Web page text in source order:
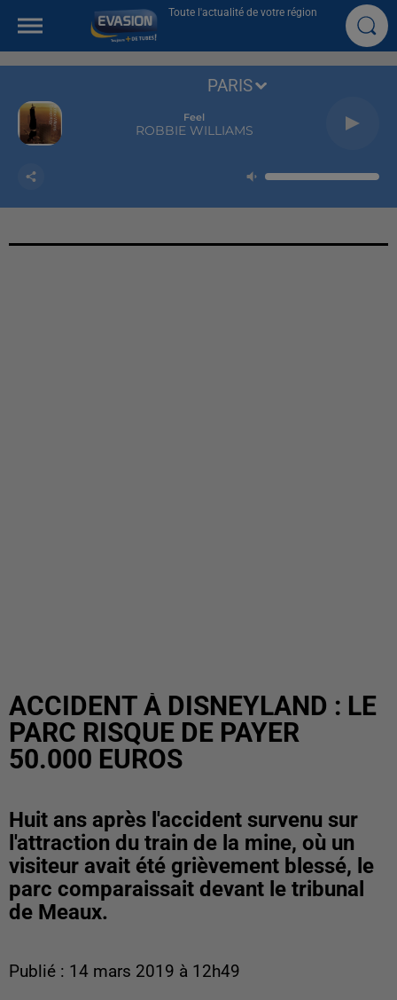
Toute l'actualité de votre région
Feel
ROBBIE WILLIAMS
PARIS
ACCIDENT À DISNEYLAND : LE
PARC RISQUE DE PAYER
50.000 EUROS
Huit ans après l'accident survenu sur
l'attraction du train de la mine, où un
visiteur avait été grièvement blessé, le
parc comparaissait devant le tribunal
de Meaux.
Publié : 14 mars 2019 à 12h49